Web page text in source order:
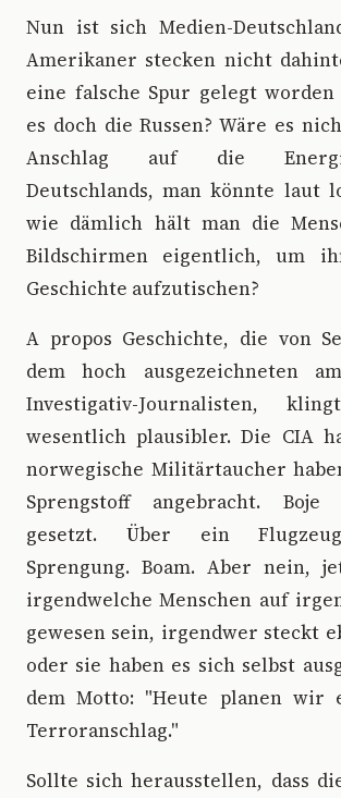
Nun ist sich Medien-
Amerikaner stecken nicht
eine falsche Spur gelegt worden
es doch die Russen? Wäre es
Anschlag auf die
Deutschlands, man könnte laut
wie dämlich hält man die
Bildschirmen eigentlich, um
Geschichte aufzutischen?
A propos Geschichte, die von
dem hoch ausgezeichneten
Investigativ-Journalisten,
wesentlich plausibler. Die CIA
norwegische Militärtaucher
Sprengstoff angebracht.
gesetzt. Über ein
Sprengung. Boam. Aber nein,
irgendwelche Menschen auf
gewesen sein, irgendwer steckt
oder sie haben es sich selbst
dem Motto: "Heute planen wir
Terroranschlag."
Sollte sich herausstellen, dass